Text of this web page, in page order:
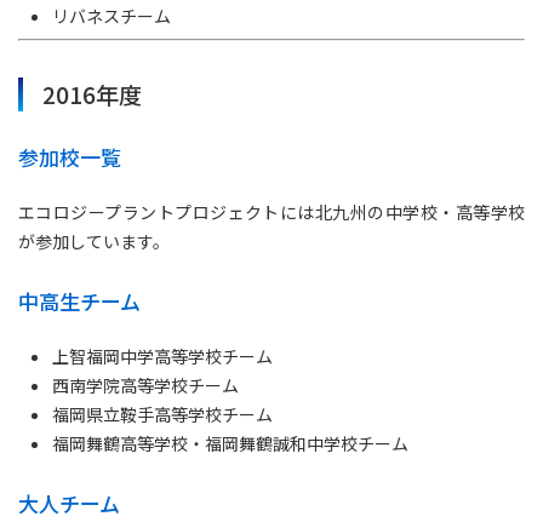
リバネスチーム
2016年度
参加校一覧
エコロジープラントプロジェクトには北九州の中学校・高等学校
が参加しています。
中高生チーム
上智福岡中学高等学校チーム
西南学院高等学校チーム
福岡県立鞍手高等学校チーム
福岡舞鶴高等学校・福岡舞鶴誠和中学校チーム
大人チーム